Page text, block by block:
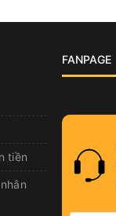
tiền
FANPAGE